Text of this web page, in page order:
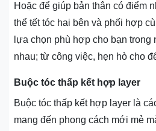
Hoặc để giúp bản thân có điểm
thể tết tóc hai bên và phối hợp
lựa chọn phù hợp cho bạn
nhau; từ công việc, hẹn hò cho
Buộc tóc thấp kết hợp layer
Buộc tóc thấp kết hợp layer là
mang đến phong cách mới mẻ